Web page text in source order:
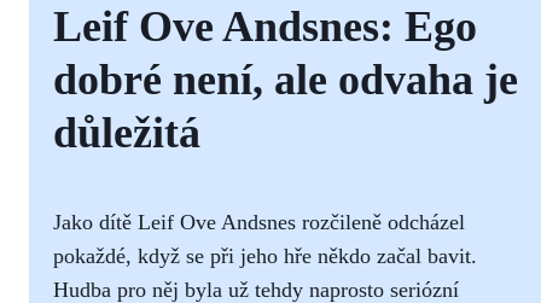
Leif Ove Andsnes: Ego
dobré není, ale odvaha je
důležitá
Jako dítě Leif Ove Andsnes rozčileně odcházel
pokaždé, když se při jeho hře někdo začal bavit.
Hudba pro něj byla už tehdy naprosto seriózní